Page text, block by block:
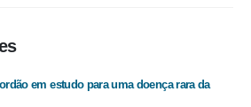
em estudo para uma doença rara da